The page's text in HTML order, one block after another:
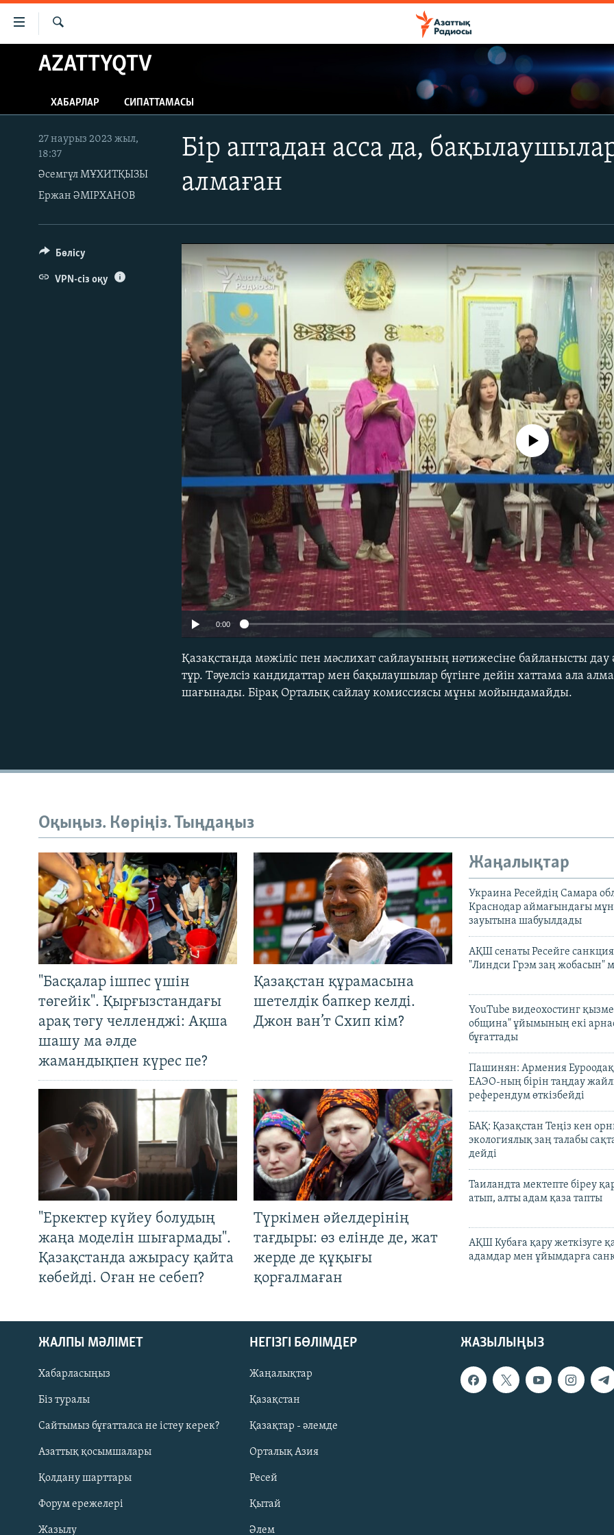
Accessibility
Navigation
ЖАҢАЛЫҚТАР
AZATTYQTV
ҚАҢТАР ОҚИҒАСЫ
АДАМ ҚҰҚЫҚТАРЫ
Русский
ЖАЗЫЛЫҢЫЗ
AZATTYQTV
ХАБАРЛАР СИПАТТАМАСЫ
Бір аптадан асса да,
алмаған
27 наурыз 2023 жыл,
18:37
Әсемгүл МҰХИТҚЫЗЫ
Ержан ӘМІРХАНОВ
No media source currently
0:00
Қазақстанда мәжіліс пен мәслихат сайлауының нәтижесіне байланысты дау
тұр. Тәуелсіз кандидаттар мен бақылаушылар бүгінге дейін хаттама ала
шағынады. Бірақ Орталық сайлау комиссиясы мұны мойындамайды.
Бөлісу
VPN-сіз оқу
Оқыңыз. Көріңіз. Тыңдаңыз
"Басқалар ішпес үшін
төгейік". Қырғызстандағы
арақ төгу челленджі: Ақша
шашу ма әлде
жамандықпен күрес пе?
Қазақстан құрамасына
шетелдік бапкер келді.
Джон ван’т Схип кім?
"Еркектер күйеу болудың
жаңа моделін шығармады".
Қазақстанда ажырасу қайта
көбейді. Оған не себеп?
Түркімен әйелдерінің
тағдыры: өз елінде де, жат
жерде де құқығы
қорғалмаған
Жаңалықтар
Украина Ресейдің Самара
Краснодар аймағындағы
зауытына шабуылдады
АҚШ сенаты Ресейге
"Линдси Грэм заң жобасын"
YouTube видеохостинг
община" ұйымының екі
бұғаттады
Пашинян: Армения
ЕАЭО-ның бірін таңдау
референдум өткізбейді
БАҚ: Қазақстан Теңіз кен
экологиялық заң талабы
дейді
Таиландта мектепте біреу
атып, алты адам қаза тапты
АҚШ Кубаға қару жеткізуге
адамдар мен ұйымдарға
ЖАЗЫЛЫҢЫЗ
ЖАЛПЫ МӘЛІМЕТ
Хабарласыңыз
Біз туралы
Сайтымыз бұғатталса не істеу керек?
Азаттық қосымшалары
Қолдану шарттары
Форум ережелері
Жазылу
НЕГІЗГІ БӨЛІМДЕР
Жаңалықтар
Қазақстан
Қазақтар - әлемде
Орталық Азия
Ресей
Қытай
Әлем